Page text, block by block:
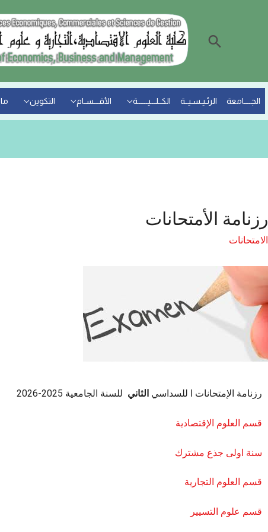
الجــــامعة الرئـيـسـيــة الكــلـــيــــــة الأقـــسـام التكوين ما
رزنامة الأمتحانات
الامتحانات
رزنامة الإمتحانات ا للسداسي الثاني للسنة الجامعية 2025-2026
قسم العلوم الإقتصادية
سنة اولى جذع مشترك
قسم العلوم التجارية
قسم علوم التسيير